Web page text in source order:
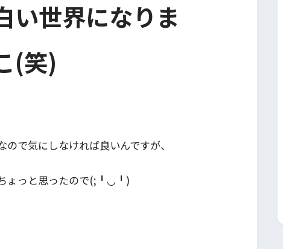
い世界になりま
(笑)
で気にしなければ良いんですが、
ちょっと思ったので(;╹◡╹)